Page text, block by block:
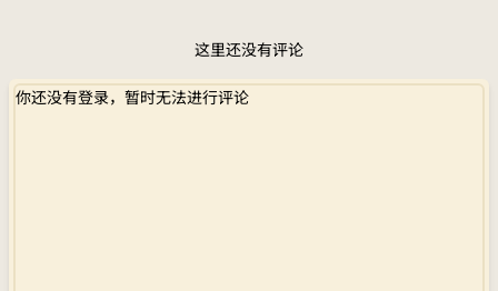
这里还没有评论
你还没有登录，暂时无法进行评论